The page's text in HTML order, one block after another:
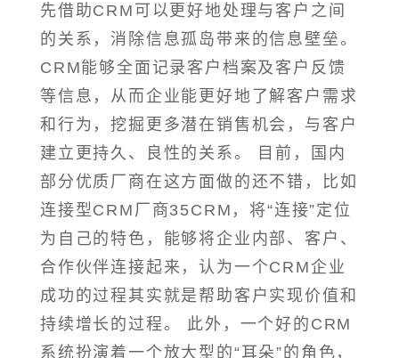
先借助CRM可以更好地处理与客户之间
的关系，消除信息孤岛带来的信息壁垒。
CRM能够全面记录客户档案及客户反馈
等信息，从而企业能更好地了解客户需求
和行为，挖掘更多潜在销售机会，与客户
建立更持久、良性的关系。 目前，国内
部分优质厂商在这方面做的还不错，比如
连接型CRM厂商35CRM，将“连接”定位
为自己的特色，能够将企业内部、客户、
合作伙伴连接起来，认为一个CRM企业
成功的过程其实就是帮助客户实现价值和
持续增长的过程。 此外，一个好的CRM
系统扮演着一个放大型的“耳朵”的角色，